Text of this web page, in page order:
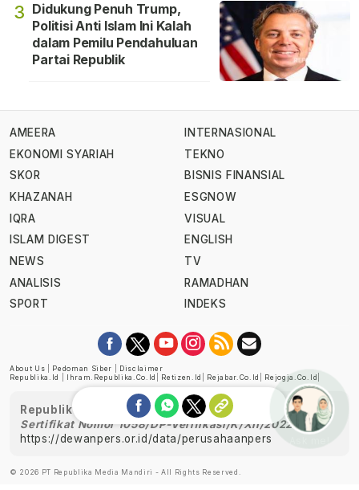
3 Didukung Penuh Trump,
Politisi Anti Islam Ini Kalah
dalam Pemilu Pendahuluan
Partai Republik
AMEERA
EKONOMI SYARIAH
SKOR
KHAZANAH
IQRA
ISLAM DIGEST
NEWS
ANALISIS
SPORT
INTERNASIONAL
TEKNO
BISNIS FINANSIAL
ESGNOW
VISUAL
ENGLISH
TV
RAMADHAN
INDEKS
About Us Pedoman Siber
Disclaimer
Republika.id
Ihram.republika.co.id Retizen.id Rejabar.co.id Rejogja.co.id
Republika telah diverifikasi oleh Dewan Pers
Sertifikat Nomor 1058/DP-Verifikasi/K/XII/2022
https://dewanpers.or.id/data/perusahaanpers
© 2026 PT Republika Media Mandiri - All Rights Reserved.